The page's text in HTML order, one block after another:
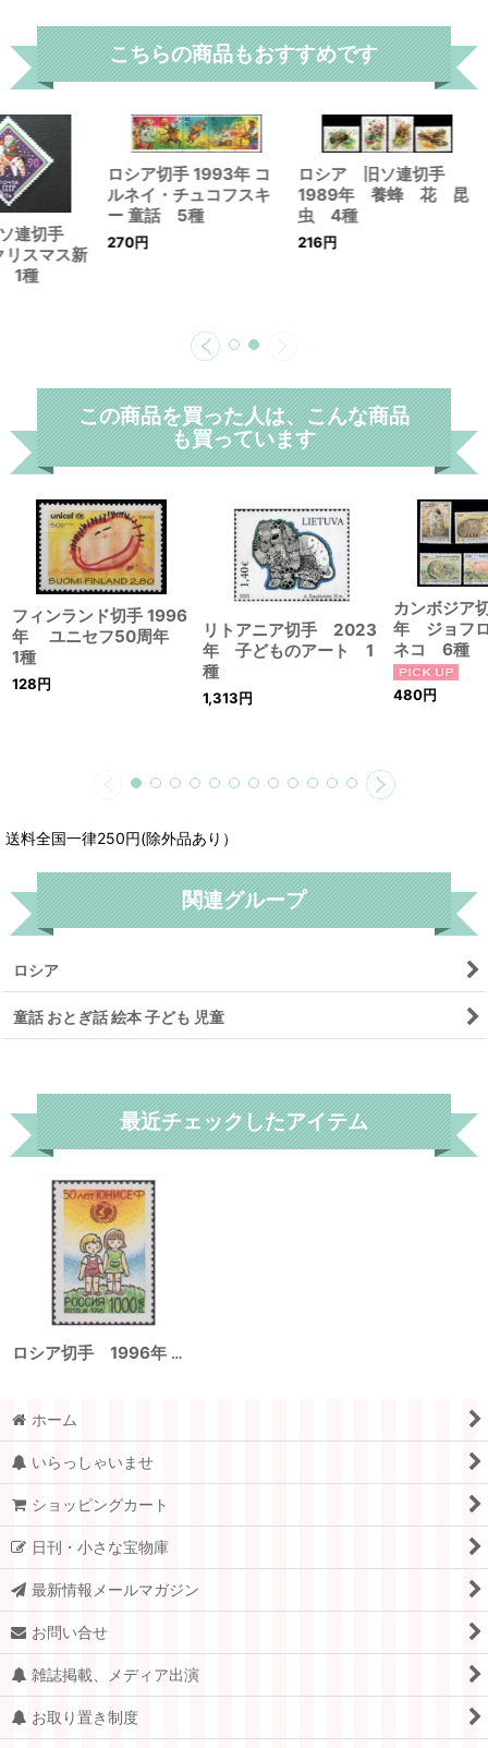
こちらの商品もおすすめです
連切手
スマス新
1種
ロシア切手 1993年 コ
ルネイ・チュコフスキ
ー 童話 5種
270円
ロシア 旧ソ連切手
1989年 養蜂 花 昆
虫 4種
216円
この商品を買った人は、こんな商品
も買っています
フィンランド切手 1996
年 ユニセフ50周年
1種
128円
リトアニア切手 2023
年 子どものアート 1
種
1,313円
カンボジ
年 ジョフ
ネコ 6種
480円
送料全国一律250円(除外品あり）
関連グループ
ロシア
童話 おとぎ話 絵本 子ども 児童
最近チェックしたアイテム
ロシア切手 1996年 ユニセフ50年記念 子ども 1種
ホーム
いらっしゃいませ
ショッピングカート
日刊・小さな宝物庫
最新情報メールマガジン
お問い合せ
雑誌掲載、メディア出演
お取り置き制度